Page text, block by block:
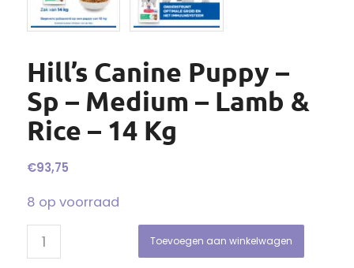
Hill’s Canine Puppy –
Sp – Medium – Lamb &
Rice – 14 Kg
€93,75
8 op voorraad
Toevoegen aan winkelwagen